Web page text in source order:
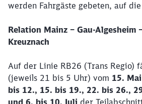
werden Fahrgäste gebeten, auf
Relation Mainz – Gau-Algesheim
Kreuznach
Auf der Linie RB26 (Trans Regio)
(jeweils 21 bis 5 Uhr) vom 15.
bis 12., 15. bis 19., 22. bis 26.,
und 6. bis 10. Juli der